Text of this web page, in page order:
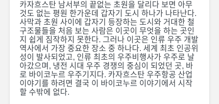
카자흐스탄 남서부의 끝없는 초원을 달리다 보면 아무
것도 없는 평원 한가운데 갑자기 도시 하나가 나타난다.
사막과 초원 사이에 갑자기 등장하는 도시와 거대한 철
구조물들을 처음 보는 사람은 이곳이 무엇을 하는 곳인
지 쉽게 짐작하지 못한다. 그러나 이곳은 인류 우주 개발
역사에서 가장 중요한 장소 중 하나다. 세계 최초 인공위
성이 발사되었고, 인류 최초의 우주비행사가 우주로 날
아갔으며, 냉전 시대 우주 경쟁의 중심이 되었던 곳, 바
로 바이코누르 우주기지다. 카자흐스탄 우주항공 산업
이야기를 하려면 결국 이 바이코누르 이야기에서 시작
할 수밖에 없다.